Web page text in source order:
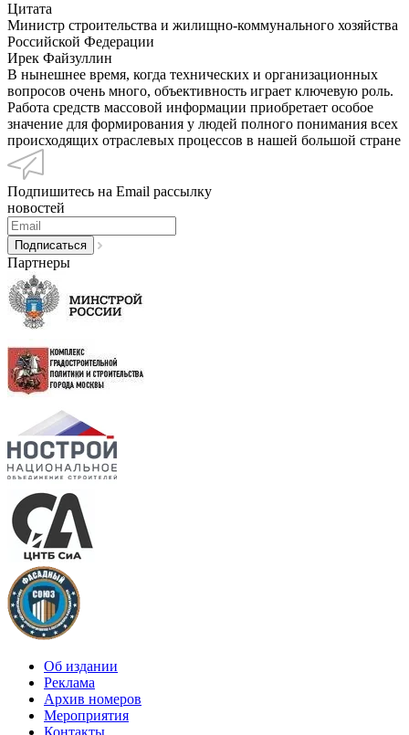
Цитата
Министр строительства и жилищно-коммунального хозяйства
Российской Федерации
Ирек Файзуллин
В нынешнее время, когда технических и организационных
вопросов очень много, объективность играет ключевую роль.
Работа средств массовой информации приобретает особое
значение для формирования у людей полного понимания всех
происходящих отраслевых процессов в нашей большой стране
Подпишитесь на Email рассылку
новостей
Партнеры
Об издании
Реклама
Архив номеров
Мероприятия